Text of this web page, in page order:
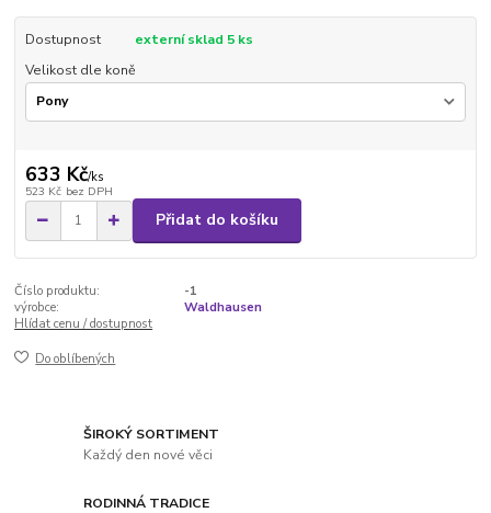
Dostupnost
externí sklad 5 ks
Velikost dle koně
633 Kč/ks
523 Kč bez DPH
Přidat do košíku
Číslo produktu:
-1
výrobce:
Waldhausen
Hlídat cenu / dostupnost
Do oblíbených
ŠIROKÝ SORTIMENT
Každý den nové věci
RODINNÁ TRADICE